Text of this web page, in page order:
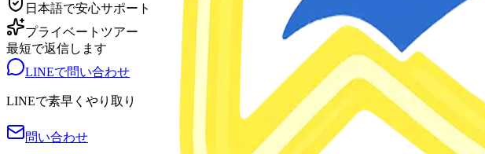
日本語で安心サポート
プライベートツアー
最短で返信します
LINEで問い合わせ
LINEで素早くやり取り
問い合わせ